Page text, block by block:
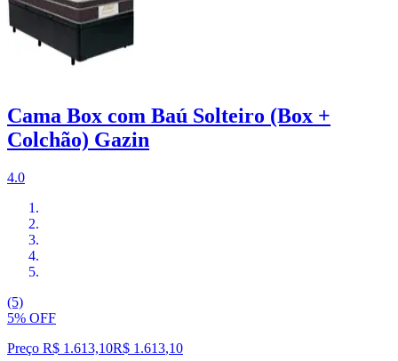
Cama Box com Baú Solteiro (Box +
Colchão) Gazin
4.0
(5)
5% OFF
Preço R$ 1.613,10R$ 1.613,10